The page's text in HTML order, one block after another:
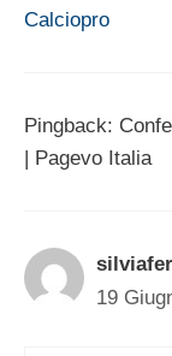
Calciopro
Pingback:
| Pagevo Italia
19